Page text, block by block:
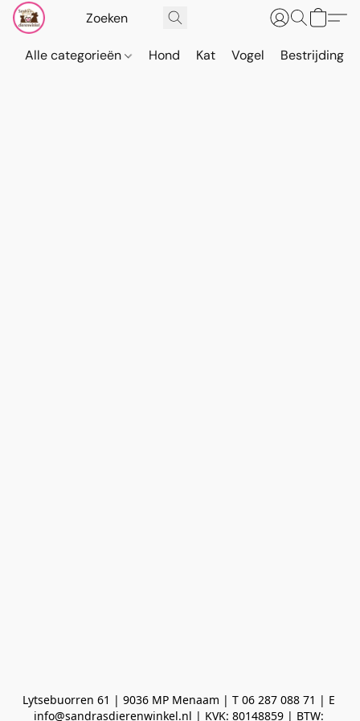
Alle categorieën Hond Kat Vogel Bestrijding
Lytsebuorren 61 | 9036 MP Menaam | T 06 287 088 71 | E
info@sandrasdierenwinkel.nl | KVK: 80148859 | BTW: